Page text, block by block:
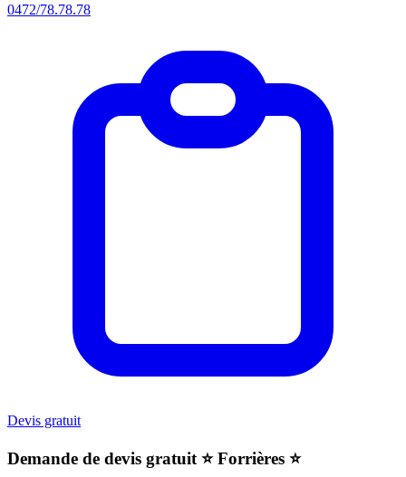
0472/78.78.78
Devis gratuit
Demande de devis gratuit ⭐️ Forrières ⭐️